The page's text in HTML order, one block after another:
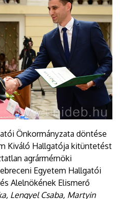
Önkormányzata döntése
Kiváló Hallgatója kitüntetést
agrármérnöki
Egyetem Hallgatói
Alelnökének Elismerő
Lengyel Csaba, Martyin